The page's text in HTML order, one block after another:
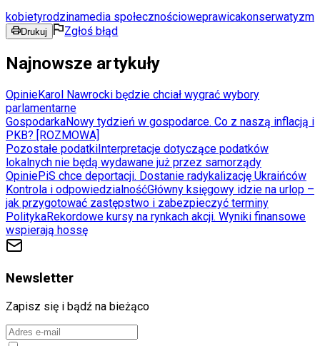
kobietyrodzinamedia społecznościoweprawicakonserwatyzm
Drukuj Zgłoś błąd
Najnowsze artykuły
OpinieKarol Nawrocki będzie chciał wygrać wybory
parlamentarne
GospodarkaNowy tydzień w gospodarce. Co z naszą inflacją i
PKB? [ROZMOWA]
Pozostałe podatki Interpretacje dotyczące podatków
lokalnych nie będą wydawane już przez samorządy
OpiniePiS chce deportacji. Dostanie radykalizację Ukraińców
Kontrola i odpowiedzialnośćGłówny księgowy idzie na urlop –
jak przygotować zastępstwo i zabezpieczyć terminy
PolitykaRekordowe kursy na rynkach akcji. Wyniki finansowe
wspierają hossę
Newsletter
Zapisz się i bądź na bieżąco